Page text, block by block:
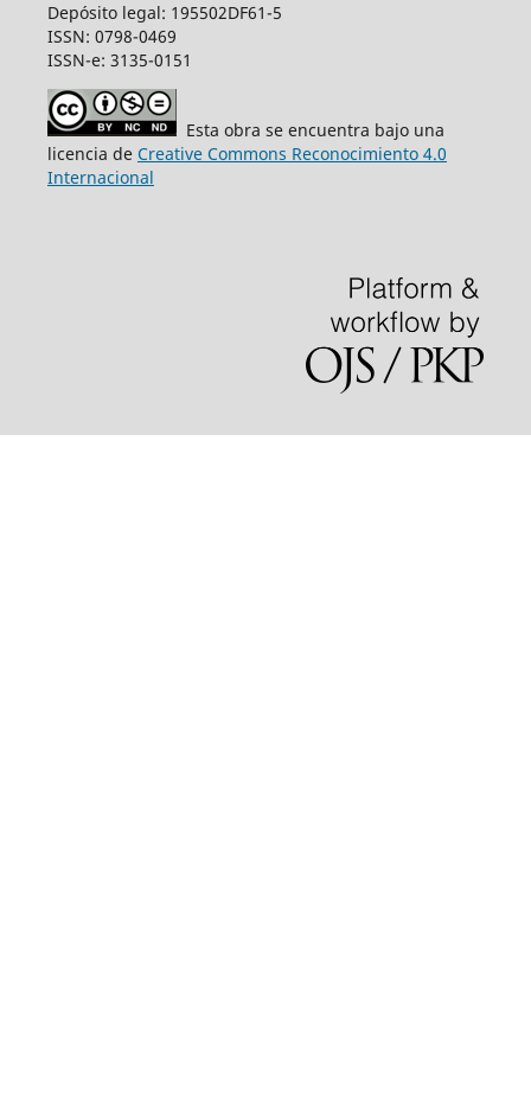
Depósito legal: 195502DF61-5
ISSN: 0798-0469
ISSN-e: 3135-0151
Esta obra se encuentra bajo una
licencia de Creative Commons Reconocimiento 4.0
Internacional